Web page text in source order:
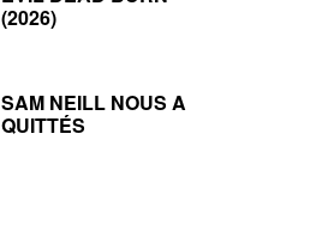
(2026)
SAM NEILL NOUS A
QUITTÉS